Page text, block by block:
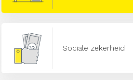
Sociale zekerheid